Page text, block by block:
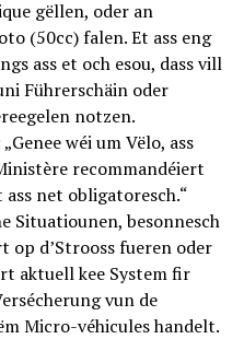
gëllen, oder an
(50cc) falen. Et ass eng
ass et och esou, dass vill
Führerschäin oder
notzen.
wéi um Vëlo, ass
recommandéiert
net obligatoresch.“
Situatiounen, besonnesch
op d’Strooss fueren oder
aktuell kee System fir
vun de
Micro-véhicules handelt.